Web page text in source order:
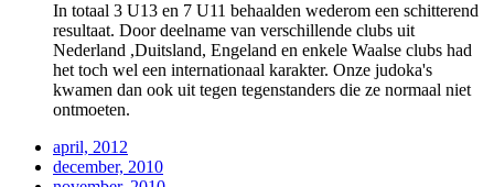
In totaal 3 U13 en 7 U11 behaalden wederom een schitterend
resultaat. Door deelname van verschillende clubs uit
Nederland ,Duitsland, Engeland en enkele Waalse clubs had
het toch wel een internationaal karakter. Onze judoka's
kwamen dan ook uit tegen tegenstanders die ze normaal niet
ontmoeten.
april, 2012
december, 2010